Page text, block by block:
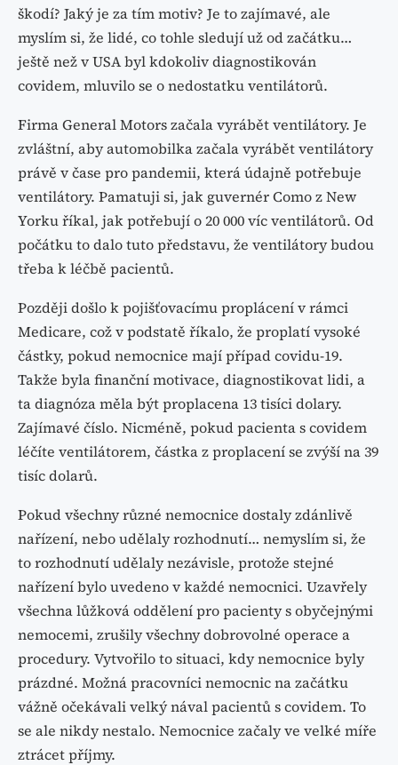
škodí? Jaký je za tím motiv? Je to zajímavé, ale
myslím si, že lidé, co tohle sledují už od začátku…
ještě než v USA byl kdokoliv diagnostikován
covidem, mluvilo se o nedostatku ventilátorů.
Firma General Motors začala vyrábět ventilátory. Je
zvláštní, aby automobilka začala vyrábět ventilátory
právě v čase pro pandemii, která údajně potřebuje
ventilátory. Pamatuji si, jak guvernér Como z New
Yorku říkal, jak potřebují o 20 000 víc ventilátorů. Od
počátku to dalo tuto představu, že ventilátory budou
třeba k léčbě pacientů.
Později došlo k pojišťovacímu proplácení v rámci
Medicare, což v podstatě říkalo, že proplatí vysoké
částky, pokud nemocnice mají případ covidu-19.
Takže byla finanční motivace, diagnostikovat lidi, a
ta diagnóza měla být proplacena 13 tisíci dolary.
Zajímavé číslo. Nicméně, pokud pacienta s covidem
léčíte ventilátorem, částka z proplacení se zvýší na 39
tisíc dolarů.
Pokud všechny různé nemocnice dostaly zdánlivě
nařízení, nebo udělaly rozhodnutí… nemyslím si, že
to rozhodnutí udělaly nezávisle, protože stejné
nařízení bylo uvedeno v každé nemocnici. Uzavřely
všechna lůžková oddělení pro pacienty s obyčejnými
nemocemi, zrušily všechny dobrovolné operace a
procedury. Vytvořilo to situaci, kdy nemocnice byly
prázdné. Možná pracovníci nemocnic na začátku
vážně očekávali velký nával pacientů s covidem. To
se ale nikdy nestalo. Nemocnice začaly ve velké míře
ztrácet příjmy.